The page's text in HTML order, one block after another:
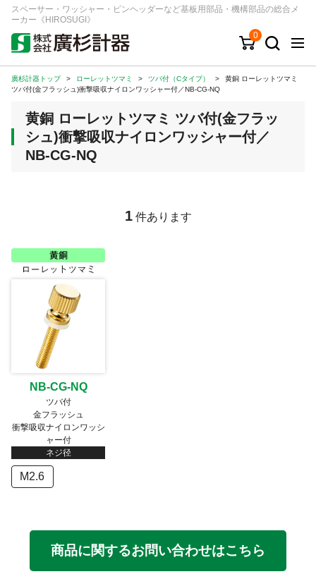
スペーサー・ワッシャー・ピンヘッダーなど基板用部品・機構部品の総合メ
ーカー《HIROSUGI》
0
キーワード 品番/シリーズ
商品カテゴリから探す
ジャンルから探す
シリーズから探す
ご利用ガイド
お問い合わせ窓口
会社情報
廣杉計器トップ > ローレットツマミ > ツバ付（Cタイプ） >
黄銅 ローレットツマミ
ツバ付(金フラッシュ)衝撃吸収ナイロンワッシャー付／NB-CG-NQ
黄銅 ローレットツマミ ツバ付(金フラッ
シュ)衝撃吸収ナイロンワッシャー付／
NB-CG-NQ
1 件あります
NB-CG-NQ
ツバ付
金フラッシュ
衝撃吸収ナイロンワッシ
ャー付
ネジ径
M2.6
商品に関するお問い合わせはこちら